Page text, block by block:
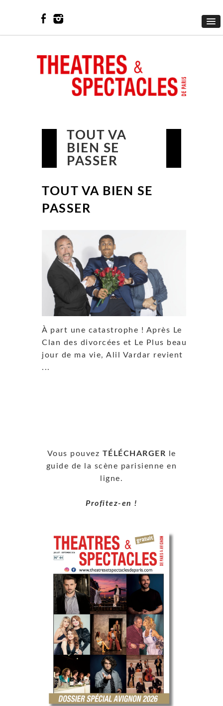
TOUT VA
BIEN SE
PASSER
TOUT VA BIEN SE
PASSER
À part une catastrophe ! Après Le
Clan des divorcées et Le Plus beau
jour de ma vie, Alil Vardar revient
...
Vous pouvez TÉLÉCHARGER le
guide de la scène parisienne en
ligne.
Profitez-en !